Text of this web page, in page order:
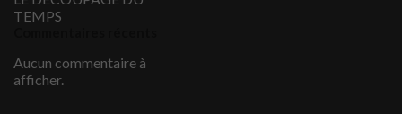
TEMPS
Aucun commentaire à
afficher.